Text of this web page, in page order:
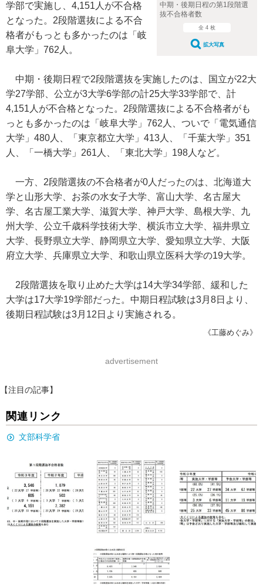
中期・後期日程の第1段階選
抜不合格者数
全 4 枚
拡大写真
学部で実施し、4,151人が不合格
となった。2段階選抜による不合
格者がもっとも多かったのは「岐
阜大学」762人。
中期・後期日程で2段階選抜を実施したのは、国立が22大
学27学部、公立が3大学6学部の計25大学33学部で、計
4,151人が不合格となった。2段階選抜による不合格者がも
っとも多かったのは「岐阜大学」762人、ついで「電気通信
大学」480人、「東京都立大学」413人、「千葉大学」351
人、「一橋大学」261人、「東北大学」198人など。
一方、2段階選抜の不合格者が0人だったのは、北海道大
学と山形大学、お茶の水女子大学、富山大学、名古屋大
学、名古屋工業大学、滋賀大学、神戸大学、島根大学、九
州大学、公立千歳科学技術大学、横浜市立大学、福井県立
大学、長野県立大学、静岡県立大学、愛知県立大学、大阪
府立大学、兵庫県立大学、和歌山県立医科大学の19大学。
2段階選抜を取り止めた大学は14大学34学部、緩和した
大学は17大学19学部だった。中期日程試験は3月8日より、
後期日程試験は3月12日より実施される。
《工藤めぐみ》
advertisement
【注目の記事】
関連リンク
文部科学省